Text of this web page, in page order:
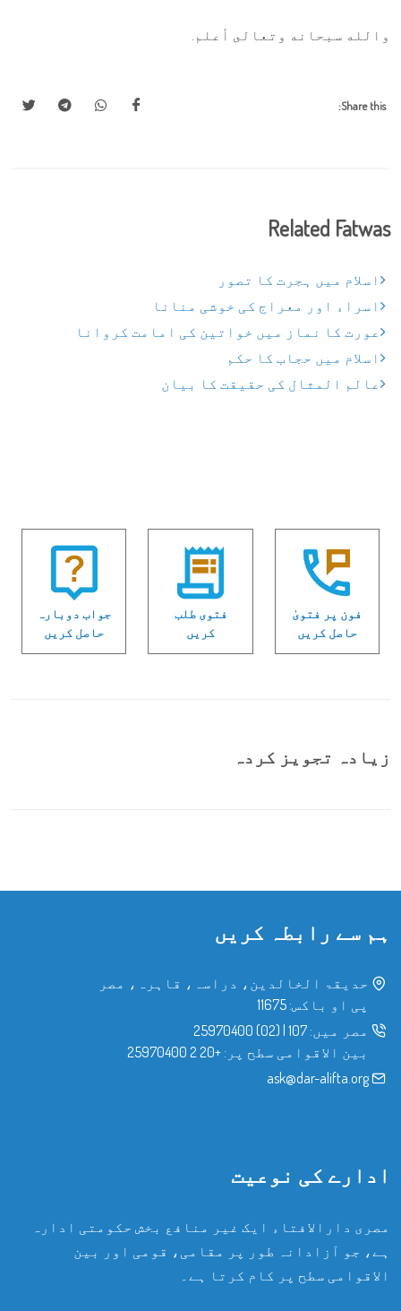
والله سبحانه وتعالى أعلم.
Share this:
Related Fatwas
اسلام میں ہجرت کا تصور
اسراء اور معراج کی خوشی منانا
عورت کا نماز میں خواتین کی امامت کروانا
اسلام میں حجاب کا حکم
عالم المثال کی حقیقت کا بیان
فون پر فتویٰ
حاصل کریں
فتوی طلب
کریں
جواب دوبارہ
حاصل کریں
زیادہ تجویز کردہ
ہم سے رابطہ کریں
حدیقۃ الخالدین، دراسہ، قاہرہ، مصر
پی او باکس: 11675
مصر میں: 107
|
(02) 25970400
بین الاقوامی سطح پر: +20 2 25970400
ask@dar-alifta.org
ادارے کی نوعیت
مصری دارالافتاء ایک غیر منافع بخش حکومتی ادارہ
ہے، جو آزادانہ طور پر مقامی، قومی اور بین
الاقوامی سطح پر کام کرتا ہے۔